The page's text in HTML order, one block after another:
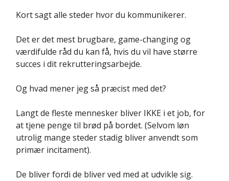
Kort sagt alle steder hvor du kommunikerer.
Det er det mest brugbare, game-changing og
værdifulde råd du kan få, hvis du vil have større
succes i dit rekrutteringsarbejde.
Og hvad mener jeg så præcist med det?
Langt de fleste mennesker bliver IKKE i et job, for
at tjene penge til brød på bordet. (Selvom løn
utrolig mange steder stadig bliver anvendt som
primær incitament).
De bliver fordi de bliver ved med at udvikle sig.